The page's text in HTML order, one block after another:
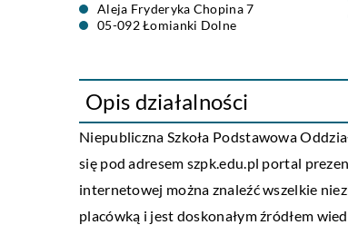
Aleja Fryderyka Chopina 7
05-092 Łomianki Dolne
Opis działalności
Niepubliczna Szkoła Podstawowa
się pod adresem szpk.edu.pl portal
internetowej można znaleźć wszelkie
placówką i jest doskonałym źródłem